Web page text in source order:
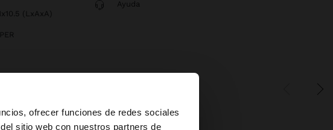
ofrecer funciones de redes sociales
sitio web con nuestros partners de
×
(LxAxA)
Ayuda